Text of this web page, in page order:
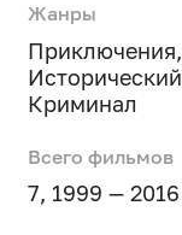
Жанры
Приключения,
Исторический
Криминал
Всего фильмов
7, 1999 — 2016